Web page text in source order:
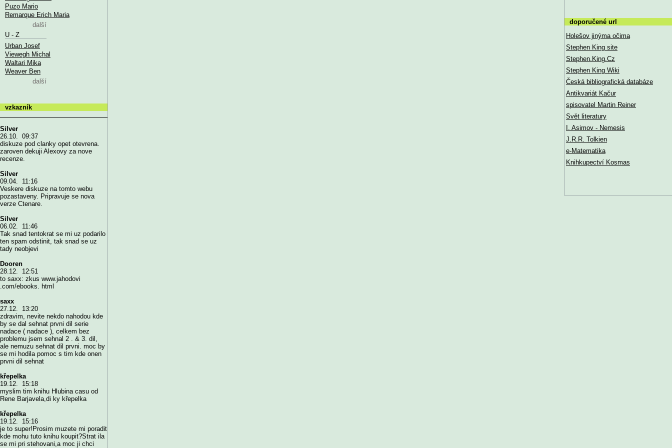
Puzo Mario
Remarque Erich Maria
další
U - Z
Urban Josef
Viewegh Michal
Waltari Mika
Weaver Ben
další
vzkazník
Silver
26.10. 09:37
diskuze pod clanky opet otevrena.
zaroven dekuji Alexovy za nove
recenze.
Silver
09.04. 11:16
Veskere diskuze na tomto webu
pozastaveny. Pripravuje se nova
verze Ctenare.
Silver
06.02. 11:46
Tak snad tentokrat se mi uz podarilo
ten spam odstinit, tak snad se uz
tady neobjevi
Dooren
28.12. 12:51
to saxx: zkus www.jahodovi
.com/ebooks. html
saxx
27.12. 13:20
zdravim, nevite nekdo nahodou kde
by se dal sehnat prvni dil serie
nadace ( nadace ), celkem bez
problemu jsem sehnal 2 . & 3. dil,
ale nemuzu sehnat dil prvni. moc by
se mi hodila pomoc s tim kde onen
prvni dil sehnat
křepelka
19.12. 15:18
myslim tim knihu Hlubina casu od
Rene Barjavela,di ky křepelka
křepelka
19.12. 15:16
je to super!Prosim muzete mi poradit
kde mohu tuto knihu koupit?Strat ila
se mi pri stehovani,a moc ji chci
doporučené url
Holešov jinýma očima
Stephen King site
Stephen.King.Cz
Stephen King Wiki
Česká bibliografická databáze
Antikvariát Kačur
spisovatel Martin Reiner
Svět literatury
I. Asimov - Nemesis
J.R.R. Tolkien
e-Matematika
Knihkupectví Kosmas